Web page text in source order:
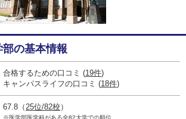
の基本情報
合格するための口コミ (19件)
キャンパスライフの口コミ (18件)
67.8 （ 25位/82校 ）
※医学部医学科がある全82大学での順位